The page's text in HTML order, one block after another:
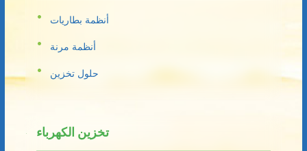
أنظمة بطاريات
أنظمة مرنة
حلول تخزين
تخزين الكهرباء